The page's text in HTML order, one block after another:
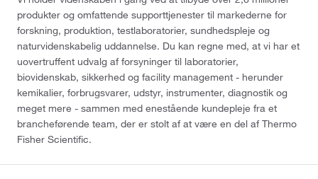
produkter og omfattende supporttjenester til markederne for
forskning, produktion, testlaboratorier, sundhedspleje og
naturvidenskabelig uddannelse. Du kan regne med, at vi har et
uovertruffent udvalg af forsyninger til laboratorier,
biovidenskab, sikkerhed og facility management - herunder
kemikalier, forbrugsvarer, udstyr, instrumenter, diagnostik og
meget mere - sammen med enestående kundepleje fra et
brancheførende team, der er stolt af at være en del af Thermo
Fisher Scientific.